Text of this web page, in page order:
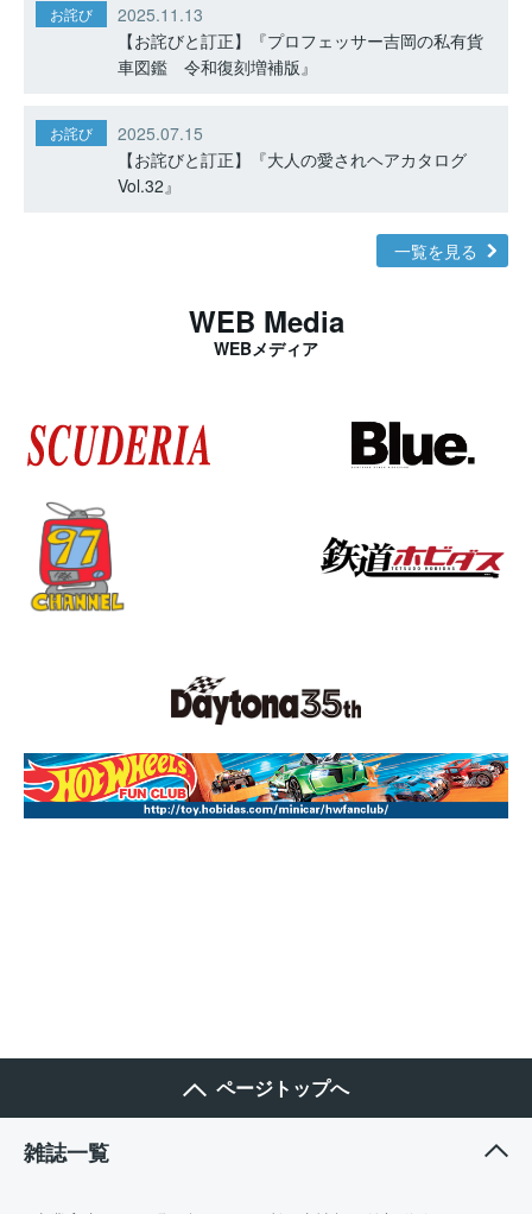
お詫び
2025.11.13
【お詫びと訂正】『プロフェッサー吉岡の私有貨
車図鑑 令和復刻増補版』
お詫び
2025.07.15
【お詫びと訂正】『大人の愛されヘアカタログ
Vol.32』
一覧を見る
WEB Media
WEBメディア
ページトップへ
雑誌一覧